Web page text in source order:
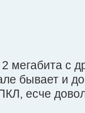
мегабита с
бывает и
есче